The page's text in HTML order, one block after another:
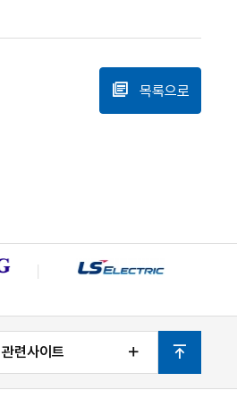
목록으로
관련사이트
열
기
맨
위